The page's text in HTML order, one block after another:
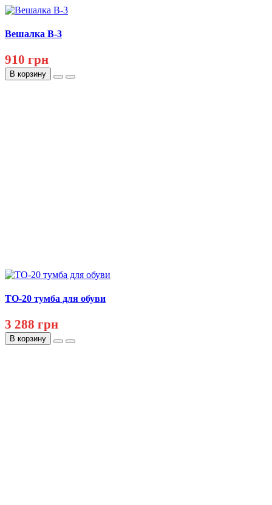
Вешалка В-3
910 грн
В корзину
ТО-20 тумба для обуви
3 288 грн
В корзину